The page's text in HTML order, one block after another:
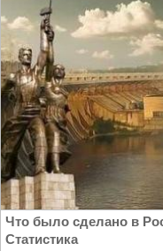
Что было сделано в
Статистика